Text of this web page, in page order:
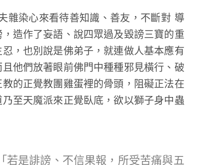
染心來看待善知識、善友，不斷對 導
造作了妄語、說四眾過及毀謗三寶的重
，也別說是佛弟子，就連做人基本應有
他們放著眼前佛門中種種邪見橫行、破
的正覺教團雞蛋裡的骨頭，阻礙正法在
至天魔派來正覺臥底，欲以獅子身中蟲
「若是誹謗、不信果報，所受苦痛與五